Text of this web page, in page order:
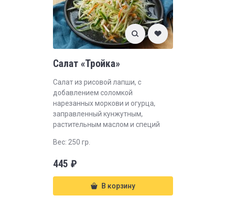
Салат «Тройка»
Салат из рисовой лапши, с
добавлением соломкой
нарезанных моркови и огурца,
заправленный кунжутным,
растительным маслом и специй
Вес: 250 гр.
445 ₽
В корзину